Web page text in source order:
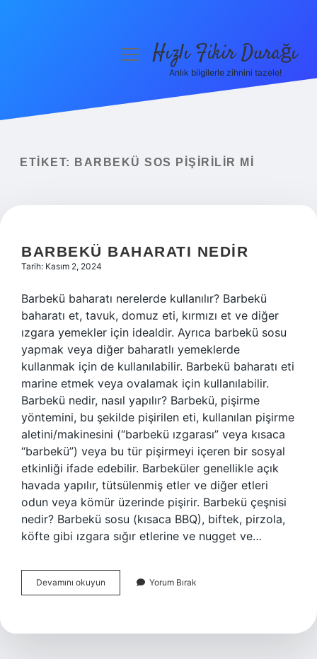
Yasal Uyarı
menüyüHızlı Fikir Durağı
Anlık bilgilerle zihnini tazele!
ETIKET: BARBEKÜ SOS PIŞIRILIR MI
BARBEKÜ BAHARATI NEDIR
Tarih: Kasım 2, 2024
Barbekü baharatı nerelerde kullanılır? Barbekü
baharatı et, tavuk, domuz eti, kırmızı et ve diğer
ızgara yemekler için idealdir. Ayrıca barbekü sosu
yapmak veya diğer baharatlı yemeklerde
kullanmak için de kullanılabilir. Barbekü baharatı eti
marine etmek veya ovalamak için kullanılabilir.
Barbekü nedir, nasıl yapılır? Barbekü, pişirme
yöntemini, bu şekilde pişirilen eti, kullanılan pişirme
aletini/makinesini (“barbekü ızgarası” veya kısaca
“barbekü”) veya bu tür pişirmeyi içeren bir sosyal
etkinliği ifade edebilir. Barbeküler genellikle açık
havada yapılır, tütsülenmiş etler ve diğer etleri
odun veya kömür üzerinde pişirir. Barbekü çeşnisi
nedir? Barbekü sosu (kısaca BBQ), biftek, pirzola,
köfte gibi ızgara sığır etlerine ve nugget ve…
Devamını okuyun Barbekü
Baharatı
Yorum Bırak